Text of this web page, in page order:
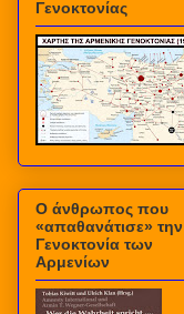
Γενοκτονίας
Ο άνθρωπος που
«απαθανάτισε» την
Γενοκτονία των
Αρμενίων